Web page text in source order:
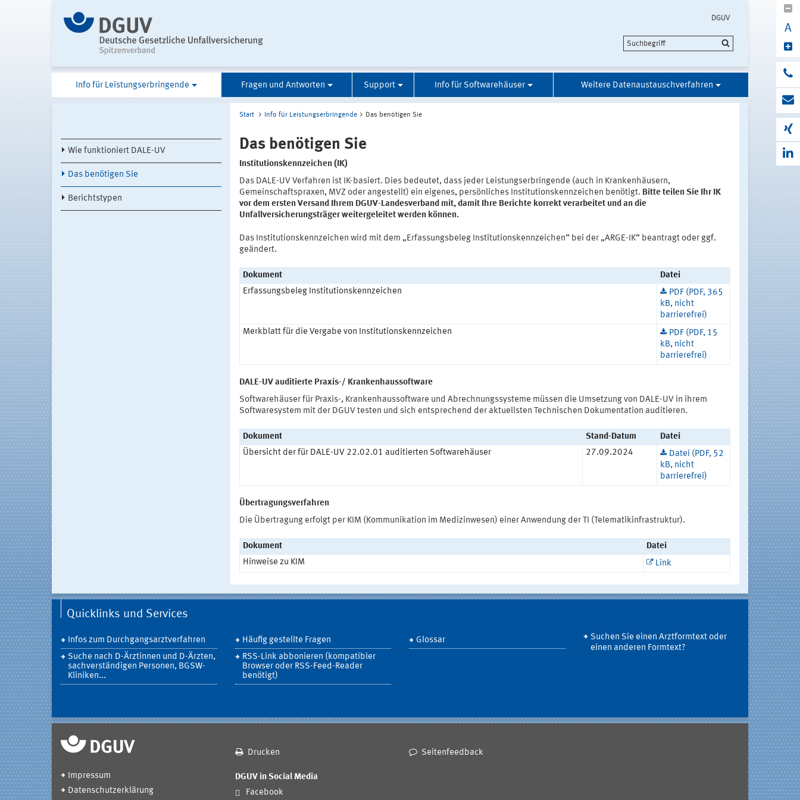
DGUV
A
Info für Leistungserbringende Fragen und Antworten Support Info für Softwarehäuser Weitere Datenaustauschverfahren
Wie funktioniert DALE-UV
Das benötigen Sie
Berichtstypen
Start Info für Leistungserbringende Das benötigen Sie
Das benötigen Sie
Institutionskennzeichen (IK)
Das DALE-UV Verfahren ist IK-basiert. Dies bedeutet, dass jeder Leistungserbringende (auch in Krankenhäusern,
Gemeinschaftspraxen, MVZ oder angestellt) ein eigenes, persönliches Institutionskennzeichen benötigt. Bitte teilen Sie Ihr IK
vor dem ersten Versand Ihrem DGUV-Landesverband mit, damit Ihre Berichte korrekt verarbeitet und an die
Unfallversicherungsträger weitergeleitet werden können.
Das Institutionskennzeichen wird mit dem „Erfassungsbeleg Institutionskennzeichen“ bei der „ARGE-IK“ beantragt oder ggf.
geändert.
Dokument
Datei
Erfassungsbeleg Institutionskennzeichen
PDF (PDF, 365
kB, nicht
barrierefrei)
Merkblatt für die Vergabe von Institutionskennzeichen
PDF (PDF, 15
kB, nicht
barrierefrei)
DALE-UV auditierte Praxis-/ Krankenhaussoftware
Softwarehäuser für Praxis-, Krankenhaussoftware und Abrechnungssysteme müssen die Umsetzung von DALE-UV in ihrem
Softwaresystem mit der DGUV testen und sich entsprechend der aktuellsten Technischen Dokumentation auditieren.
Dokument Stand-Datum
Datei
Übersicht der für DALE-UV 22.02.01 auditierten Softwarehäuser
27.09.2024
Datei (PDF, 52
kB, nicht
barrierefrei)
Übertragungsverfahren
Die Übertragung erfolgt per KIM (Kommunikation im Medizinwesen) einer Anwendung der TI (Telematikinfrastruktur).
Dokument
Datei
Hinweise zu KIM
Link
Quicklinks und Services
Infos zum Durchgangsarztverfahren
Suche nach D-Ärztinnen und D-Ärzten,
sachverständigen Personen, BGSW-
Kliniken...
Häufig gestellte Fragen
RSS-Link abbonieren (kompatibler
Browser oder RSS-Feed-Reader
benötigt)
Glossar
Suchen Sie einen Arztformtext oder
einen anderen Formtext?
Drucken Seitenfeedback
Impressum
Datenschutzerklärung
DGUV in Social Media
Facebook